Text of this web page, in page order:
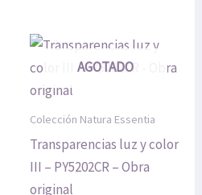
AGOTADO
Colección Natura Essentia
Transparencias luz y color
III – PY5202CR – Obra
original